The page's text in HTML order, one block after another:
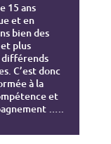
15 ans
et en
bien des
plus
différends
C’est donc
à la
et
…..